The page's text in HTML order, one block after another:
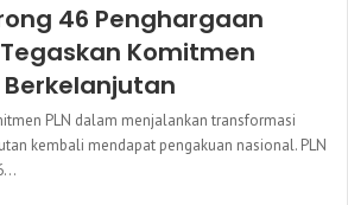
46 Penghargaan
Tegaskan Komitmen
PLN dalam menjalankan transformasi
kembali mendapat pengakuan nasional. PLN